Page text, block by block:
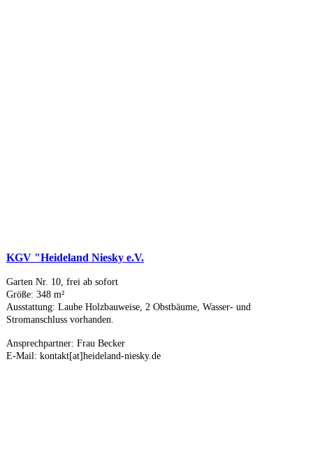
KGV "Heideland Niesky e.V.
Garten Nr. 10, frei ab sofort
Größe: 348 m²
Ausstattung: Laube Holzbauweise, 2 Obstbäume, Wasser- und
Stromanschluss vorhanden.
Ansprechpartner: Frau Becker
E-Mail: kontakt[at]heideland-niesky.de